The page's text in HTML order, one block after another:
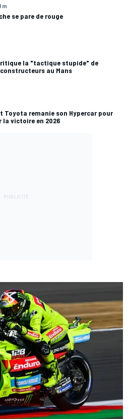
m
se pare de rouge
la "tactique stupide" de
au Mans
Toyota remanie son Hypercar pour
la victoire en 2026